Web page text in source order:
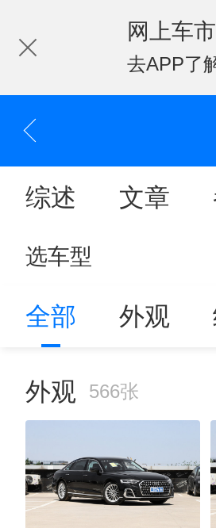
网上车市
去APP了
综述 文章
选车型
全部 外观
外观 566张